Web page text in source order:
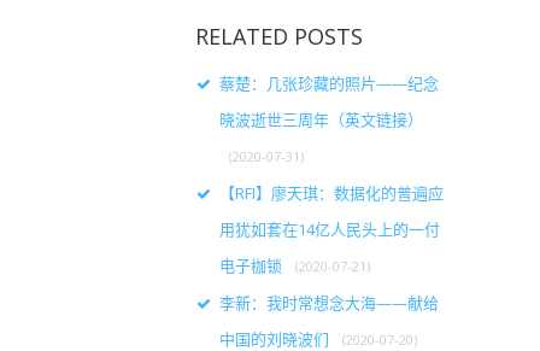
RELATED POSTS
蔡楚：几张珍藏的照片——纪念
晓波逝世三周年（英文链接）
(2020-07-31)
【RFI】廖天琪：数据化的普遍应
用犹如套在14亿人民头上的一付
电子枷锁
(2020-07-21)
李新：我时常想念大海——献给
中国的刘晓波们
(2020-07-20)